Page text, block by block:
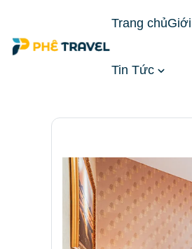
Trang chủ
Tin Tức
Đặt Phòng